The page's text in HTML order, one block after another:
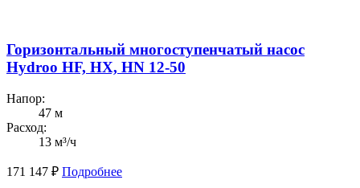
Горизонтальный многоступенчатый насос
Hydroo HF, HX, HN 12-50
Напор:
47 м
Расход:
13 м³/ч
171 147 ₽ Подробнее